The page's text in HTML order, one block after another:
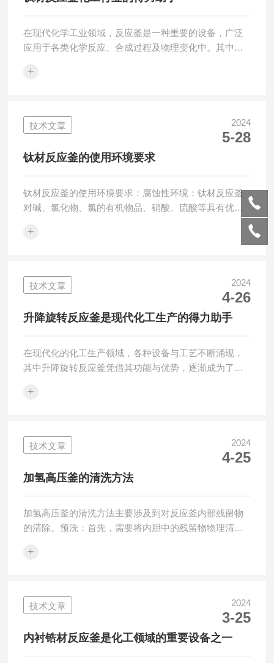
反应速率。同时，高压环境可以改变反应物分子间的相
在现代化学工业领域，反应釜是一种重要的设备，广泛
应用于各类化学反应、合成过程及物理变化中。其中，
反应釜中脱颖而出，成为众多行业的选择。钛材反应釜
湿氯腐蚀等特性。这种材料不仅耐腐蚀性能*，能够耐受
酸、碱、盐等多种化学物质的侵蚀，还具有良好的耐高
温和高压性能。这使得它能够在高温、高压等环境下稳
定运行，而不会发生变形或损坏。在化工行业中，应...
+
技术文章 2024
5-28
钛材反应釜的使用环境要求
钛材反应釜的使用环境要求：腐蚀性环境：钛材反应釜
对碱、氯化物、氯的有机物品、硝酸、硫酸等具有优良
境。钛材或钛合金的高压使用温度不应超过300度，以避
盐，氧化性酸（如发烟硝酸）、有机酸、碱的腐蚀。在
高温条件下，主要耐受无机酸中的发烟硝酸、甲醇、醋
酸等大多数的有机酸、*等大多数的氧化物或碱介质。安
全性要求：必须放在有防护的通风厨里，以减少万一
+
技术文章 2024
4-26
升降旋转反应釜是现代化工生产的得力助手
在现代化的化工生产领域，各种设备与工艺不断涌现，
其中升降旋转反应釜凭借其功能与优势，逐渐成为了化
用领域以及对化工生产的重要性。一、工作原理升降旋
和控制系统等部分组成。反应釜体通常采用高耐腐蚀性
材料制成，以适应不同化学反应的需求。升降机构使反
应釜能够方便地升降，以适应不同高度的工作平台；而
旋转机构则使反应釜能够在水平面内旋转，便于物料
+
技术文章 2024
4-25
加氢高压釜的清洗方法
加氢高压釜的清洗方法主要涉及到对反应釜内部残留物
的清除。预洗：首先，需要将内胆中的残留物物理清
是为了去除大部分杂质和附着物，方便后续清洗剂的渗
较多、油脂类污染严重的情况。将适量的碱性清洗剂加
入内胆中，然后使用搅拌器或摇床进行搅拌。根据污染
程度，可选择不同搅拌时间，通常在20~60分钟之间。酸
性清洗剂适用于无机盐、氧化物和金属离子的去除...
+
技术文章 2024
3-25
内衬锆材反应釜是化工领域的重要设备之一